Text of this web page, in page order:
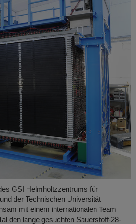
GSI Helmholtzzentrums für
der Technischen Universität
mit einem internationalen Team
den lange gesuchten Sauerstoff-28-